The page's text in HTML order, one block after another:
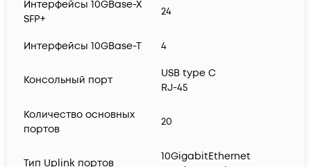
Интерфейсы 10GBase-X
SFP+
24
Интерфейсы 10GBase-T 4
Консольный порт
USB type C
RJ-45
Количество основных
портов
20
Тип Uplink портов
10GigabitEthernet